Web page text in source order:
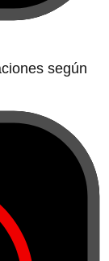
según